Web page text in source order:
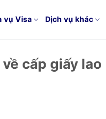
vụ Visa Dịch vụ khác
cấp giấy lao